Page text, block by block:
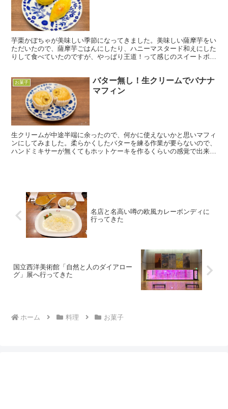
芋栗かぼちゃが美味しい季節になってきました。美味しい薩摩芋をい
ただいたので、薩摩芋ごはんにしたり、ハニーマスタード和えにした
りして食べていたのですが、やっぱり王道！って感じのスイートポテ
お菓子
バター無し！生クリームでバナナ
マフィン
生クリームが中途半端に余ったので、何かに使えないかと思いマフィ
ンにしてみました。柔らかくしたバターを練る作業が要らないので、
ハンドミキサーが無くてもホットケーキを作るくらいの感覚で出来ち
名店と名高い噂の欧風カレーボンディに
行ってきた
国立西洋美術館「自然と人のダイアロー
グ」展へ行ってきた
ホーム 料理 お菓子